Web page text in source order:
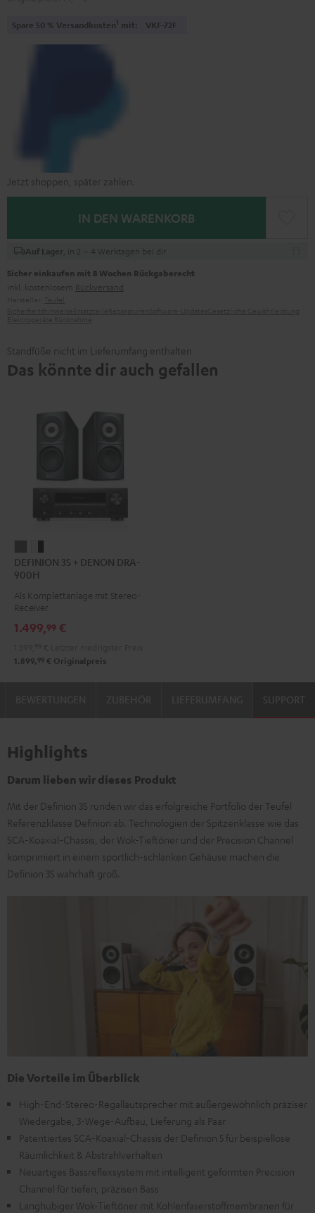
Spare 50 % Versandkosten1 mit: VKF-72F
Jetzt shoppen, später zahlen.
IN DEN WARENKORB
Auf Lager , in 2 – 4 Werktagen bei dir
Sicher einkaufen mit 8 Wochen Rückgaberecht
inkl. kostenlosem Rückversand
Standfüße nicht im Lieferumfang enthalten
Das könnte dir auch gefallen
3S
+
DENON
DRA-
900H
3S
DENON
DRA-
900H
/
DEFINION 3S + DENON DRA-
900H
Als Komplettanlage mit Stereo-
Receiver
1.499,99 €
1.899, 99 € Originalpreis
SUPPORT
Highlights
Darum lieben wir dieses Produkt
Mit der Definion 3S runden wir das erfolgreiche Portfolio der Teufel
Referenzklasse Definion ab. Technologien der Spitzenklasse wie das
SCA-Koaxial-Chassis, der Wok-Tieftöner und der Precision Channel
komprimiert in einem sportlich-schlanken Gehäuse machen die
Definion 3S wahrhaft groß.
Die Vorteile im Überblick
High-End-Stereo-Regallautsprecher mit außergewöhnlich präziser
Wiedergabe, 3-Wege-Aufbau, Lieferung als Paar
Patentiertes SCA-Koaxial-Chassis der Definion 5 für beispiellose
Räumlichkeit & Abstrahlverhalten
Neuartiges Bassreflexsystem mit intelligent geformten Precision
Channel für tiefen, präzisen Bass
Langhubiger Wok-Tieftöner mit Kohlenfaserstoffmembranen für